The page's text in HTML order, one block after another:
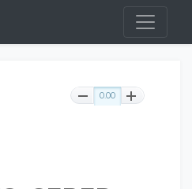
0.00